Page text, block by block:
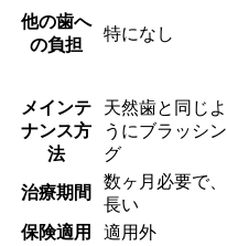
他の歯へ
の負担
特になし
メインテ
ナンス方
法
天然歯と同じよ
うにブラッシン
グ
治療期間
数ヶ月必要で、
長い
保険適用 適用外